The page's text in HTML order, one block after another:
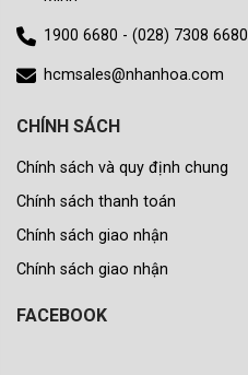
1900 6680 - (028) 7308 6680
hcmsales@nhanhoa.com
CHÍNH SÁCH
Chính sách và quy định chung
Chính sách thanh toán
Chính sách giao nhận
Chính sách giao nhận
FACEBOOK